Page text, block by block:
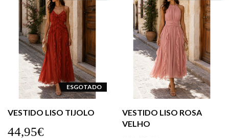
ESGOTADO
VESTIDO LISO TIJOLO
44,95€
VESTIDO LISO ROSA
VELHO